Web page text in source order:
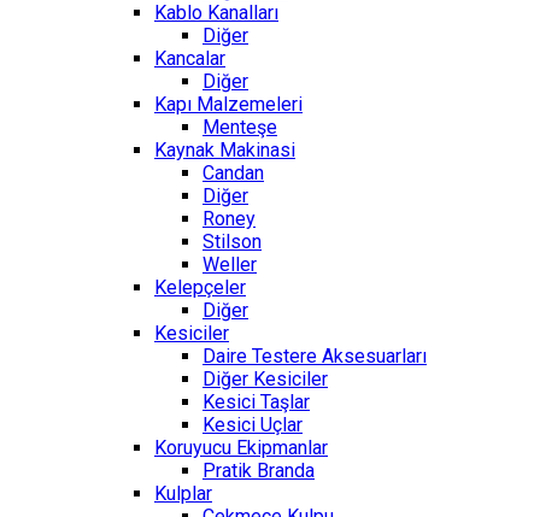
Kablo Kanalları
Diğer
Kancalar
Diğer
Kapı Malzemeleri
Menteşe
Kaynak Makinasi
Candan
Diğer
Roney
Stilson
Weller
Kelepçeler
Diğer
Kesiciler
Daire Testere Aksesuarları
Diğer Kesiciler
Kesici Taşlar
Kesici Uçlar
Koruyucu Ekipmanlar
Pratik Branda
Kulplar